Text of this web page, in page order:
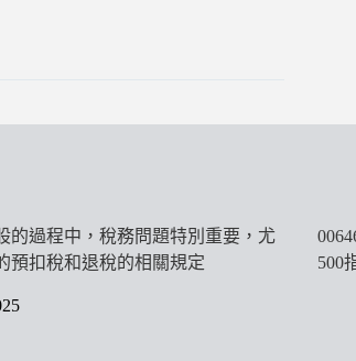
的過程中，稅務問題特別重要，尤
預扣稅和退稅的相關規定
500